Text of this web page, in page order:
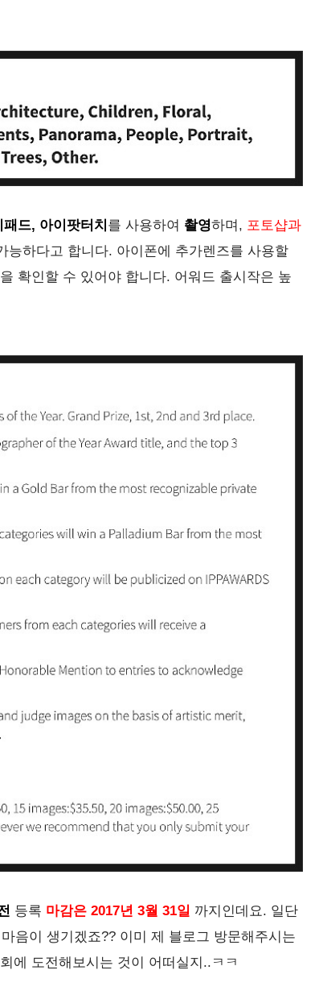
드, 아이팟터치 를 사용하여 촬영하며, 포토샵과
능하다고 합니다. 아이폰에 추가렌즈를 사용할
확인할 수 있어야 합니다. 어워드 출시작은 높
등록 마감은 2017년 3월 31일 까지인데요. 일단
음이 생기겠죠?? 이미 제 블로그 방문해주시는
에 도전해보시는 것이 어떠실지..ㅋㅋ